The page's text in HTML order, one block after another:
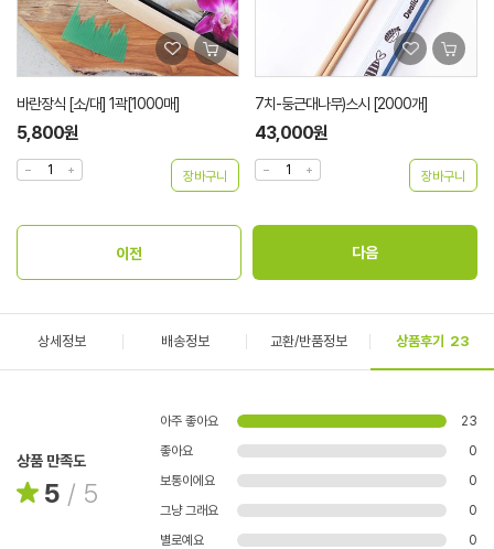
바란장식 [소/대] 1곽[1000매]
5,800원
7치-둥근대나무)스시 [2000개]
43,000원
상세정보 배송정보 교환/반품정보 상품후기 23
상품 만족도
5 / 5
아주 좋아요
23
좋아요
0
보통이에요
0
그냥 그래요
0
별로예요
0